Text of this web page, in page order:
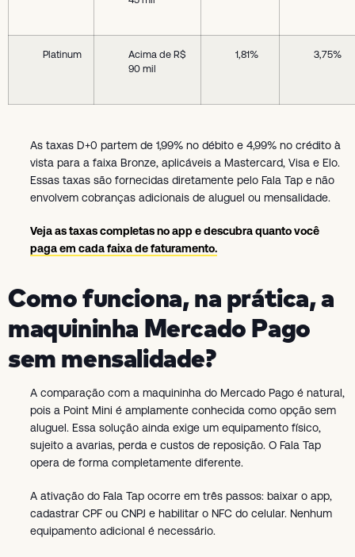
Platinum
Acima de R$
90 mil
1,81% 3,75%
As taxas D+0 partem de 1,99% no débito e 4,99% no crédito à
vista para a faixa Bronze, aplicáveis a Mastercard, Visa e Elo.
Essas taxas são fornecidas diretamente pelo Fala Tap e não
envolvem cobranças adicionais de aluguel ou mensalidade.
Veja as taxas completas no appe descubra quanto você
paga em cada faixa de faturamento.
Como funciona, na prática, a
maquininha Mercado Pago
sem mensalidade?
A comparação com a maquininha do Mercado Pago é natural,
pois a Point Mini é amplamente conhecida como opção sem
aluguel. Essa solução ainda exige um equipamento físico,
sujeito a avarias, perda e custos de reposição. O Fala Tap
opera de forma completamente diferente.
A ativação do Fala Tap ocorre em três passos: baixar o app,
cadastrar CPF ou CNPJ e habilitar o NFC do celular. Nenhum
equipamento adicional é necessário.